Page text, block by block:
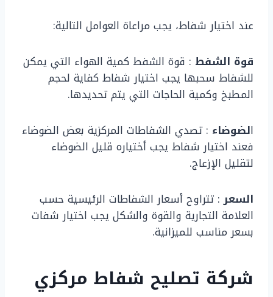
عند اختيار شفاط، يجب مراعاة العوامل التالية:
قوة الشفط : قوة الشفط كمية الهواء التي يمكن
للشفاط سحبها يجب اختيار شفاط كفاية لحجم
المطبخ وكمية الحاجات التي يتم تحديدها.
الضوضاء : تصدي الشفاطات المركزية بعض الضوضاء
فعند اختيار شفاط يجب أختياره قليل الضوضاء
لتقليل الإزعاج.
السعر: تتراوح أسعار الشفاطات الرئيسية حسب
العلامة التجارية والقوة والشكل يجب اختيار شفات
بسعر مناسب للميزانية.
شركة تصليح شفاط مركزي